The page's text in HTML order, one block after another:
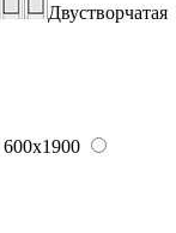
Двустворчатая
600х1900